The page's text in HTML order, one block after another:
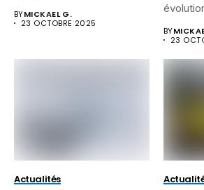
BYMICKAEL G.
23 OCTOBRE 2025
BY
23
Actualités